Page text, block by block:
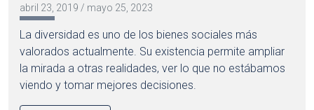
abril 23, 2019 / mayo 25, 2023
La diversidad es uno de los bienes sociales más
valorados actualmente. Su existencia permite ampliar
la mirada a otras realidades, ver lo que no estábamos
viendo y tomar mejores decisiones.